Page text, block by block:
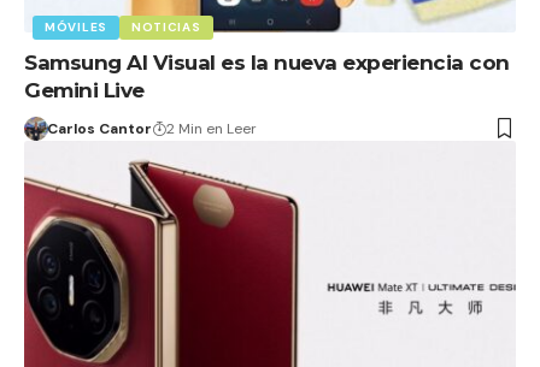
MÓVILES NOTICIAS
Samsung AI Visual es la nueva experiencia con
Gemini Live
Carlos Cantor 2 Min en Leer